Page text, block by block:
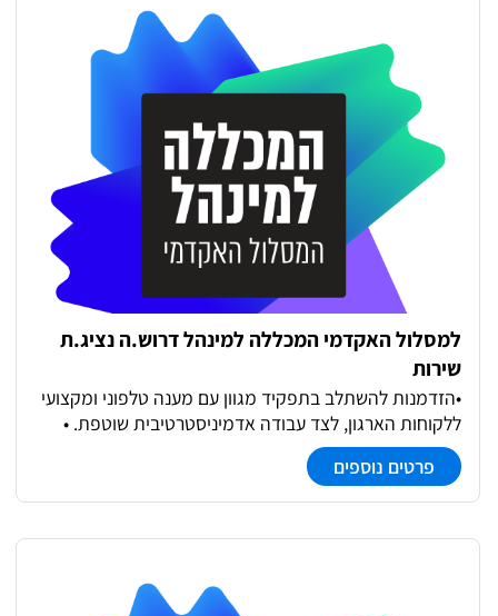
למסלול האקדמי המכללה למינהל דרוש.ה נציג.ת
שירות
•הזדמנות להשתלב בתפקיד מגוון עם מענה טלפוני ומקצועי
ללקוחות הארגון, לצד עבודה אדמיניסטרטיבית שוטפת. •
עבודה בסביבה נעימה, דינמית ומשפחתית, עם ממשקים
וגורמים שונים בארגון.
פרטים נוספים